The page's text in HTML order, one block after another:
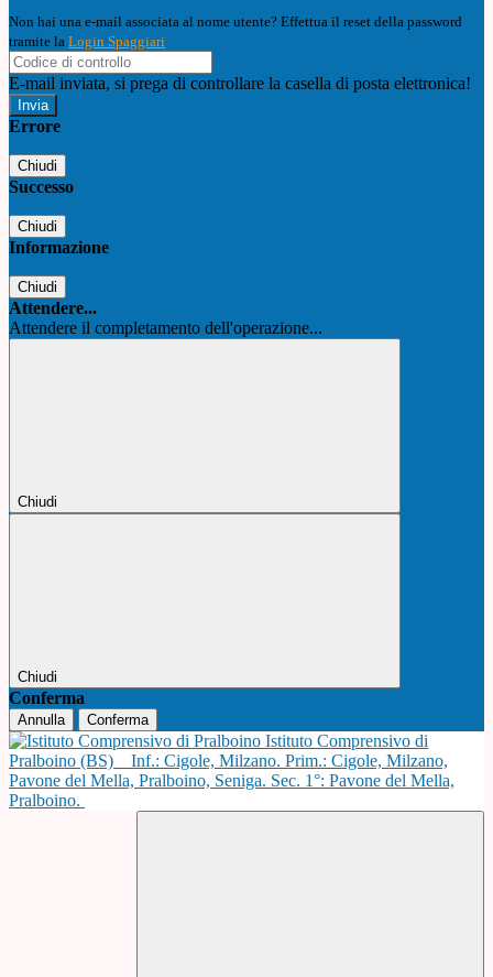
Non hai una e-mail associata al nome utente? Effettua il reset della password
tramite la Login Spaggiari
E-mail inviata, si prega di controllare la casella di posta elettronica!
Errore
Chiudi
Successo
Chiudi
Informazione
Chiudi
Attendere...
Attendere il completamento dell'operazione...
Chiudi
Chiudi
Conferma
Annulla Conferma
Istituto Comprensivo di
Pralboino (BS)
Inf.: Cigole, Milzano. Prim.: Cigole, Milzano,
Pavone del Mella, Pralboino, Seniga. Sec. 1°: Pavone del Mella,
Pralboino.